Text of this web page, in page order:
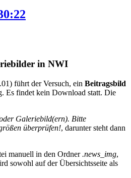
in NWI
führt der Versuch, ein Beitragsbild
Es findet kein Download statt. Die
Galeriebild(ern). Bitte
überprüfen!, darunter steht dann
manuell in den Ordner.news_img,
sowohl auf der Übersichtsseite als